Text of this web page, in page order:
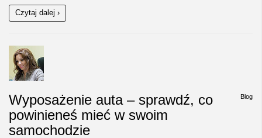
Czytaj dalej ›
Blog
Wyposażenie auta – sprawdź, co
powinieneś mieć w swoim
samochodzie